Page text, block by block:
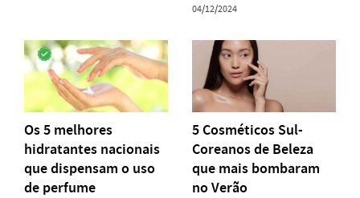
04/12/2024
Os 5 melhores
hidratantes nacionais
que dispensam o uso
de perfume
5 Cosméticos Sul-
Coreanos de Beleza
que mais bombaram
no Verão